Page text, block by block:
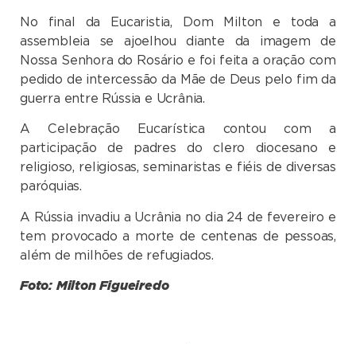
No final da Eucaristia, Dom Milton e toda a
assembleia se ajoelhou diante da imagem de
Nossa Senhora do Rosário e foi feita a oração com
pedido de intercessão da Mãe de Deus pelo fim da
guerra entre Rússia e Ucrânia.
A Celebração Eucarística contou com a
participação de padres do clero diocesano e
religioso, religiosas, seminaristas e fiéis de diversas
paróquias.
A Rússia invadiu a Ucrânia no dia 24 de fevereiro e
tem provocado a morte de centenas de pessoas,
além de milhões de refugiados.
Foto: Milton Figueiredo